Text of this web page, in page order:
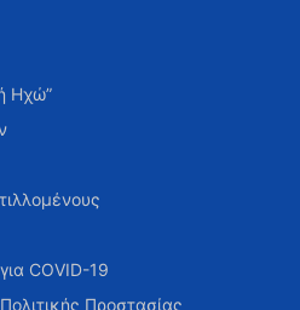
Ηχώ”
COVID-19
Προστασίας